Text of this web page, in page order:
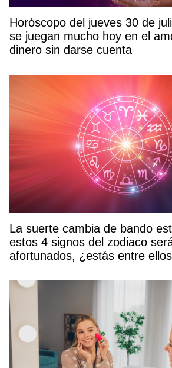
Horóscopo del jueves 30 de
se juegan mucho hoy en el
dinero sin darse cuenta
La suerte cambia de bando
estos 4 signos del zodiaco
afortunados, ¿estás entre